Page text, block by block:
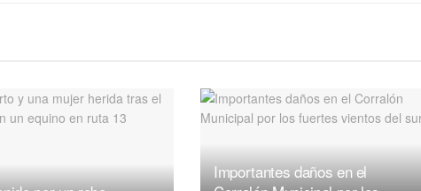
Importantes daños en el